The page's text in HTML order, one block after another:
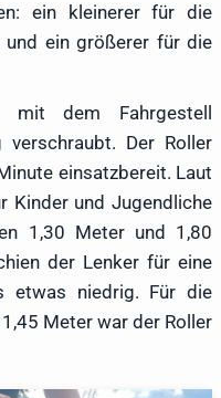
ein kleinerer für die
und ein größerer für die
mit dem Fahrgestell
verschraubt. Der Roller
einsatzbereit. Laut
Kinder und Jugendliche
1,30 Meter und 1,80
der Lenker für eine
etwas niedrig. Für die
Meter war der Roller